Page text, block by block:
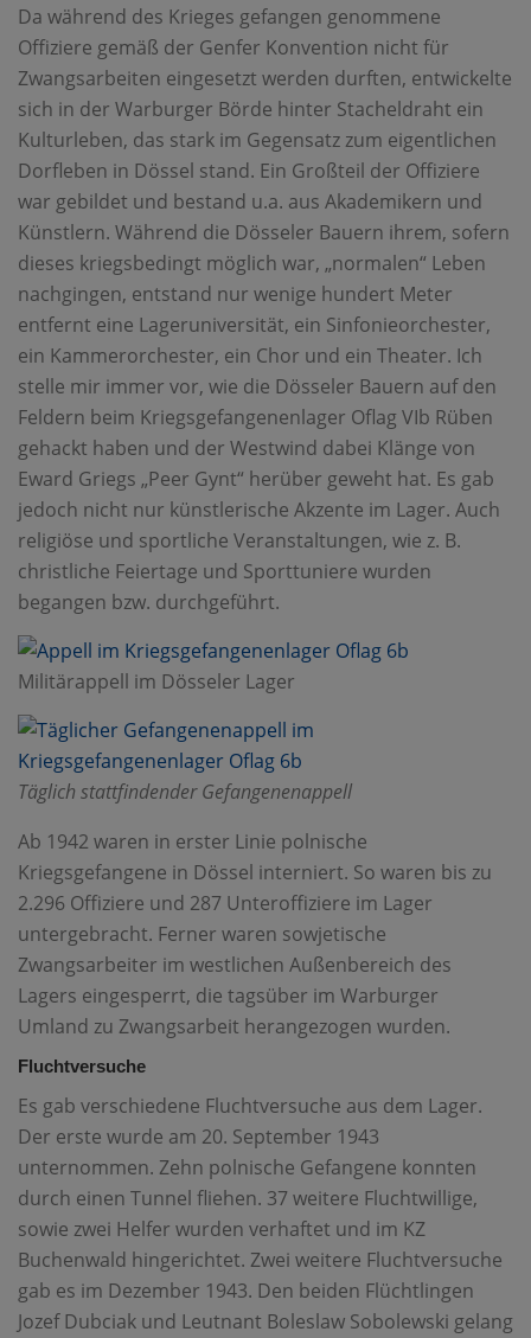
Da während des Krieges gefangen genommene
Offiziere gemäß der Genfer Konvention nicht für
Zwangsarbeiten eingesetzt werden durften, entwickelte
sich in der Warburger Börde hinter Stacheldraht ein
Kulturleben, das stark im Gegensatz zum eigentlichen
Dorfleben in Dössel stand. Ein Großteil der Offiziere
war gebildet und bestand u.a. aus Akademikern und
Künstlern. Während die Dösseler Bauern ihrem, sofern
dieses kriegsbedingt möglich war, „normalen“ Leben
nachgingen, entstand nur wenige hundert Meter
entfernt eine Lageruniversität, ein Sinfonieorchester,
ein Kammerorchester, ein Chor und ein Theater. Ich
stelle mir immer vor, wie die Dösseler Bauern auf den
Feldern beim Kriegsgefangenenlager Oflag VIb Rüben
gehackt haben und der Westwind dabei Klänge von
Eward Griegs „Peer Gynt“ herüber geweht hat. Es gab
jedoch nicht nur künstlerische Akzente im Lager. Auch
religiöse und sportliche Veranstaltungen, wie z. B.
christliche Feiertage und Sporttuniere wurden
begangen bzw. durchgeführt.
Militärappell im Dösseler Lager
Täglich stattfindender Gefangenenappell
Ab 1942 waren in erster Linie polnische
Kriegsgefangene in Dössel interniert. So waren bis zu
2.296 Offiziere und 287 Unteroffiziere im Lager
untergebracht. Ferner waren sowjetische
Zwangsarbeiter im westlichen Außenbereich des
Lagers eingesperrt, die tagsüber im Warburger
Umland zu Zwangsarbeit herangezogen wurden.
Fluchtversuche
Es gab verschiedene Fluchtversuche aus dem Lager.
Der erste wurde am 20. September 1943
unternommen. Zehn polnische Gefangene konnten
durch einen Tunnel fliehen. 37 weitere Fluchtwillige,
sowie zwei Helfer wurden verhaftet und im KZ
Buchenwald hingerichtet. Zwei weitere Fluchtversuche
gab es im Dezember 1943. Den beiden Flüchtlingen
Jozef Dubciak und Leutnant Boleslaw Sobolewski gelang